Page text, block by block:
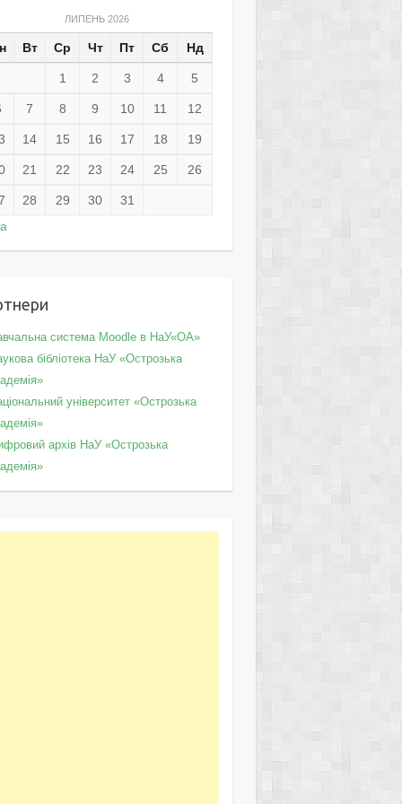
ЛИПЕНЬ 2026
Вт Ср Чт Пт Сб Нд
1 2 3 4 5
7 8 9 10 11 12
14 15 16 17 18 19
21 22 23 24 25 26
28 29 30
31
система Moodle в НаУ«ОА»
бібліотека НаУ «Острозька
університет «Острозька
архів НаУ «Острозька